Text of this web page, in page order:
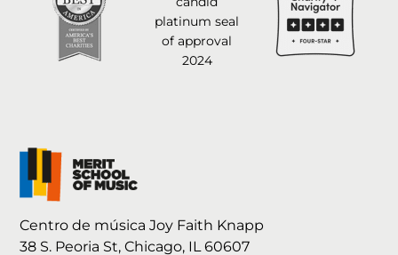
Centro de música Joy Faith Knapp
38 S. Peoria St, Chicago, IL 60607